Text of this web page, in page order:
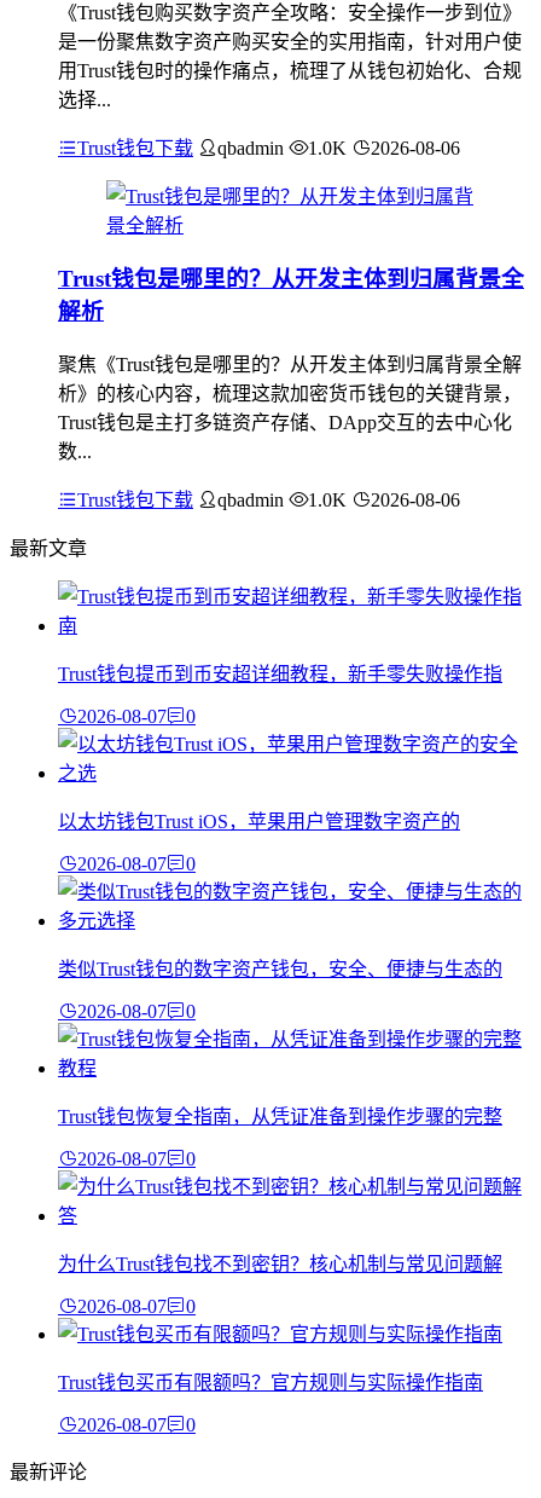
《Trust钱包购买数字资产全攻略：安全操作一步到位》
是一份聚焦数字资产购买安全的实用指南，针对用户使
用Trust钱包时的操作痛点，梳理了从钱包初始化、合规
选择...
Trust钱包下载 qbadmin 1.0K 2026-08-06
Trust钱包是哪里的？从开发主体到归属背景全
解析
聚焦《Trust钱包是哪里的？从开发主体到归属背景全解
析》的核心内容，梳理这款加密货币钱包的关键背景，
Trust钱包是主打多链资产存储、DApp交互的去中心化
数...
Trust钱包下载 qbadmin 1.0K 2026-08-06
最新文章
Trust钱包提币到币安超详细教程，新手零失败操作指
2026-08-07 0
以太坊钱包Trust iOS，苹果用户管理数字资产的
2026-08-07 0
类似Trust钱包的数字资产钱包，安全、便捷与生态的
2026-08-07 0
Trust钱包恢复全指南，从凭证准备到操作步骤的完整
2026-08-07 0
为什么Trust钱包找不到密钥？核心机制与常见问题解
2026-08-07 0
Trust钱包买币有限额吗？官方规则与实际操作指南
2026-08-07 0
最新评论